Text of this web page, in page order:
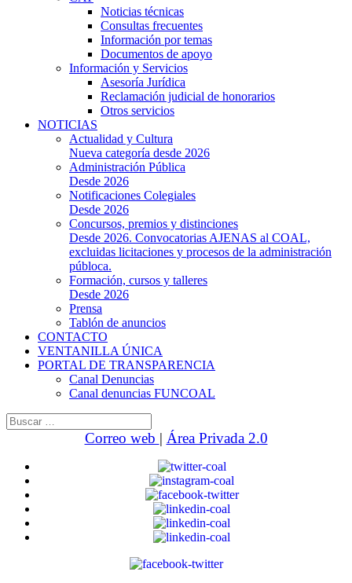
Noticias técnicas
Consultas frecuentes
Información por temas
Documentos de apoyo
Información y Servicios
Asesoría Jurídica
Reclamación judicial de honorarios
Otros servicios
NOTICIAS
Actualidad y Cultura
Nueva categoría desde 2026
Administración Pública
Desde 2026
Notificaciones Colegiales
Desde 2026
Concursos, premios y distinciones
Desde 2026. Convocatorias AJENAS al COAL,
excluidas licitaciones y procesos de la administración
públoca.
Formación, cursos y talleres
Desde 2026
Prensa
Tablón de anuncios
CONTACTO
VENTANILLA ÚNICA
PORTAL DE TRANSPARENCIA
Canal Denuncias
Canal denuncias FUNCOAL
Buscar:
Correo web | Área Privada 2.0